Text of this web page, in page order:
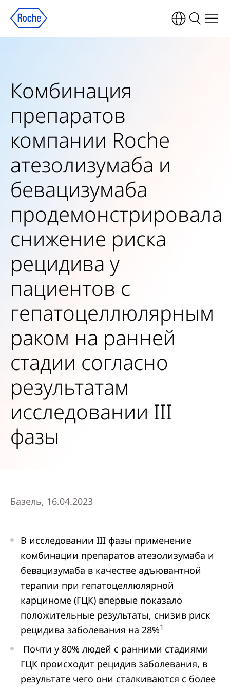
Комбинация
препаратов
компании Roche
атезолизумаба и
бевацизумаба
продемонстрировала
снижение риска
рецидива у
пациентов с
гепатоцеллюлярным
раком на ранней
стадии согласно
результатам
исследовании III
фазы
Базель, 16.04.2023
В исследовании III фазы применение
комбинации препаратов атезолизумаба и
бевацизумаба в качестве адъювантной
терапии при гепатоцеллюлярной
карциноме (ГЦК) впервые показало
положительные результаты, снизив риск
рецидива заболевания на 28%1
Почти у 80% людей с ранними стадиями
ГЦК происходит рецидив заболевания, в
результате чего они сталкиваются с более